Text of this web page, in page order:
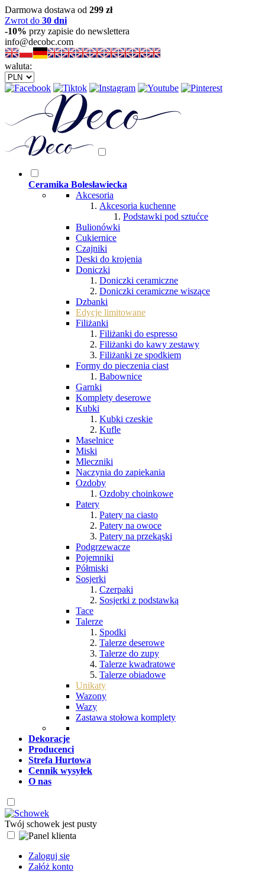
Darmowa dostawa od 299 zł
Zwrot do 30 dni
-10% przy zapisie do newslettera
info@decobc.com
waluta:
Ceramika Bolesławiecka
Akcesoria
Akcesoria kuchenne
Podstawki pod sztućce
Bulionówki
Cukiernice
Czajniki
Deski do krojenia
Doniczki
Doniczki ceramiczne
Doniczki ceramiczne wiszące
Dzbanki
Edycje limitowane
Filiżanki
Filiżanki do espresso
Filiżanki do kawy zestawy
Filiżanki ze spodkiem
Formy do pieczenia ciast
Babownice
Garnki
Komplety deserowe
Kubki
Kubki czeskie
Kufle
Maselnice
Miski
Mleczniki
Naczynia do zapiekania
Ozdoby
Ozdoby choinkowe
Patery
Patery na ciasto
Patery na owoce
Patery na przekąski
Podgrzewacze
Pojemniki
Półmiski
Sosjerki
Czerpaki
Sosjerki z podstawką
Tace
Talerze
Spodki
Talerze deserowe
Talerze do zupy
Talerze kwadratowe
Talerze obiadowe
Unikaty
Wazony
Wazy
Zastawa stołowa komplety
Dekoracje
Producenci
Strefa Hurtowa
Cennik wysyłek
O nas
Twój schowek jest pusty
Zaloguj się
Załóż konto